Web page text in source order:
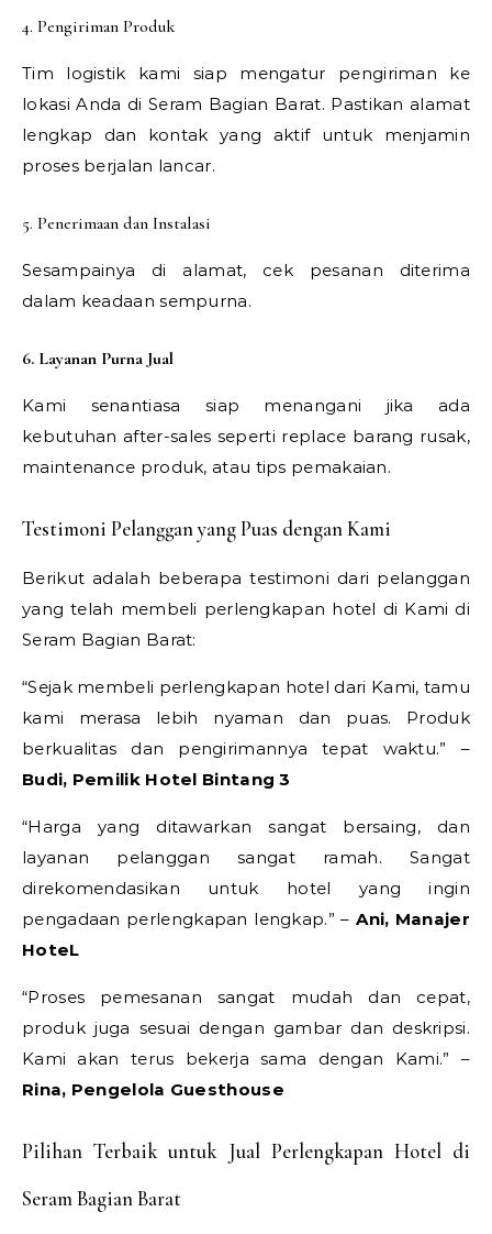
4. Pengiriman Produk
Tim logistik kami siap mengatur pengiriman ke
lokasi Anda di Seram Bagian Barat. Pastikan alamat
lengkap dan kontak yang aktif untuk menjamin
proses berjalan lancar.
5. Penerimaan dan Instalasi
Sesampainya di alamat, cek pesanan diterima
dalam keadaan sempurna.
6. Layanan Purna Jual
Kami senantiasa siap menangani jika ada
kebutuhan after-sales seperti replace barang rusak,
maintenance produk, atau tips pemakaian.
Testimoni Pelanggan yang Puas dengan Kami
Berikut adalah beberapa testimoni dari pelanggan
yang telah membeli perlengkapan hotel di Kami di
Seram Bagian Barat:
“Sejak membeli perlengkapan hotel dari Kami, tamu
kami merasa lebih nyaman dan puas. Produk
berkualitas dan pengirimannya tepat waktu.” –
Budi, Pemilik Hotel Bintang 3
“Harga yang ditawarkan sangat bersaing, dan
layanan pelanggan sangat ramah. Sangat
direkomendasikan untuk hotel yang ingin
pengadaan perlengkapan lengkap.” –Ani, Manajer
HoteL
“Proses pemesanan sangat mudah dan cepat,
produk juga sesuai dengan gambar dan deskripsi.
Kami akan terus bekerja sama dengan Kami.” –
Rina, Pengelola Guesthouse
Pilihan Terbaik untuk Jual Perlengkapan Hotel di
Seram Bagian Barat